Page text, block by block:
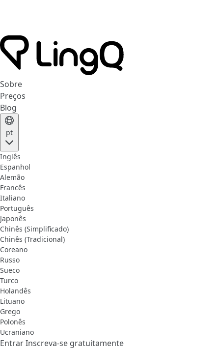
Sobre
Preços
Blog
pt
Inglês
Espanhol
Alemão
Francês
Italiano
Português
Japonês
Chinês (Simplificado)
Chinês (Tradicional)
Coreano
Russo
Sueco
Turco
Holandês
Lituano
Grego
Polonês
Ucraniano
EntrarInscreva-se gratuitamente